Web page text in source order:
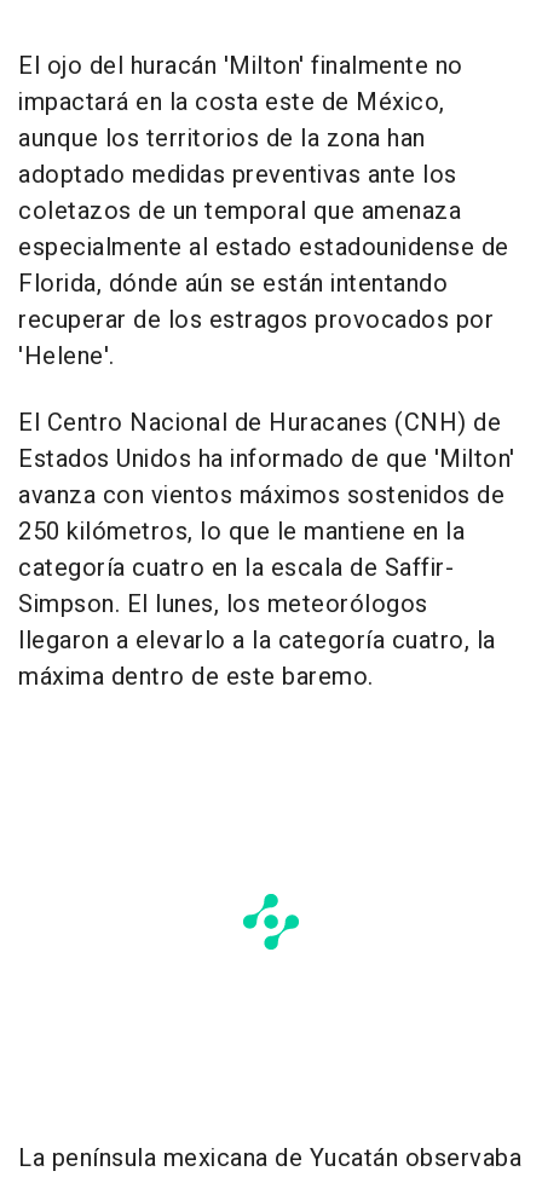
El ojo del huracán 'Milton' finalmente no
impactará en la costa este de México,
aunque los territorios de la zona han
adoptado medidas preventivas ante los
coletazos de un temporal que amenaza
especialmente al estado estadounidense de
Florida, dónde aún se están intentando
recuperar de los estragos provocados por
'Helene'.
El Centro Nacional de Huracanes (CNH) de
Estados Unidos ha informado de que 'Milton'
avanza con vientos máximos sostenidos de
250 kilómetros, lo que le mantiene en la
categoría cuatro en la escala de Saffir-
Simpson. El lunes, los meteorólogos
llegaron a elevarlo a la categoría cuatro, la
máxima dentro de este baremo.
La península mexicana de Yucatán observaba